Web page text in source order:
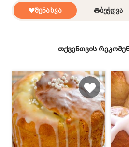
ᲨᲔᲜᲐᲮᲕᲐ ᲑᲔᲭᲓᲕᲐ
თქვენთვის